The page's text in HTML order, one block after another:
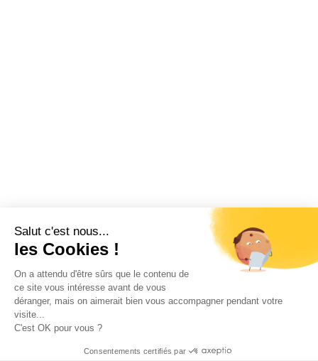
Salut c'est nous...
les Cookies !
On a attendu d'être sûrs que le contenu de
ce site vous intéresse avant de vous
déranger, mais on aimerait bien vous accompagner pendant votre
visite...
C'est OK pour vous ?
Consentements certifiés par